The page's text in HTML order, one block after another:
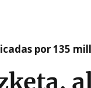
por 135